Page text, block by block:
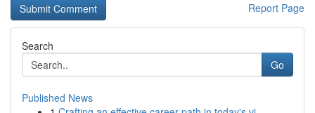
Report Page
Search
Go
Published News